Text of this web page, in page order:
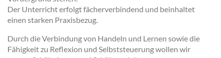
Der Unterricht erfolgt fächerverbindend und beinhaltet
einen starken Praxisbezug.
Durch die Verbindung von Handeln und Lernen sowie die
Fähigkeit zu Reflexion und Selbststeuerung wollen wir